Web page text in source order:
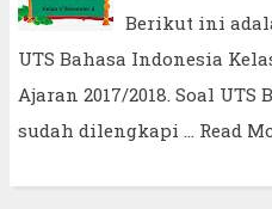
Berikut ini
UTS Bahasa Indonesia
Ajaran 2017/2018. Soal
sudah dilengkapi …
Read